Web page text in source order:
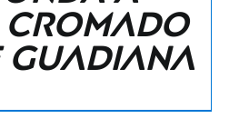
cromado
Guadiana